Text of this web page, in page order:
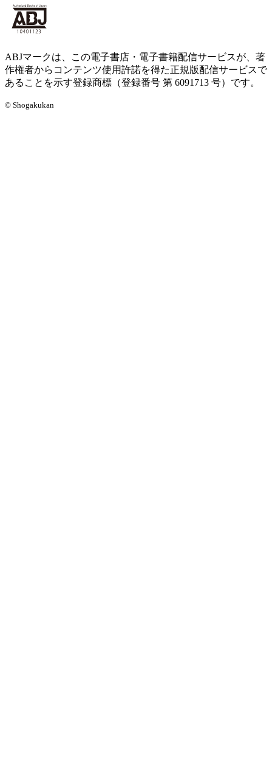
ABJマークは、この電子書店・電子書籍配信サービスが、著
作権者からコンテンツ使用許諾を得た正規版配信サービスで
あることを示す登録商標（登録番号 第 6091713 号）です。
© Shogakukan